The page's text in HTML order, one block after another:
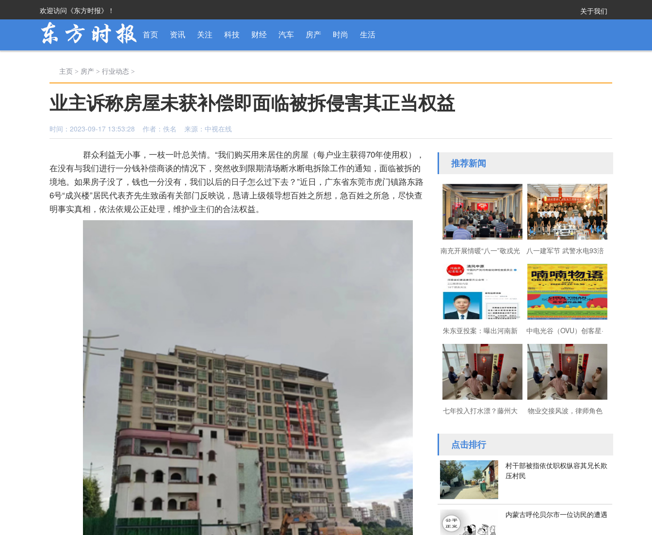
欢迎访问《东方时报》！ 关于我们
首页 资讯 关注 科技 财经 汽车 房产 时尚 生活
主页 > 房产 > 行业动态 >
业主诉称房屋未获补偿即面临被拆侵害其正当权益
时间：2023-09-17 13:53:28 作者：佚名 来源：中视在线
群众利益无小事，一枝一叶总关情。“我们购买用来居住的房屋（每户业主获得70年使用权），
在没有与我们进行一分钱补偿商谈的情况下，突然收到限期清场断水断电拆除工作的通知，面临被拆的
境地。如果房子没了，钱也一分没有，我们以后的日子怎么过下去？”近日，广东省东莞市虎门镇路东路
6号“成兴楼”居民代表齐先生致函有关部门反映说，恳请上级领导想百姓之所想，急百姓之所急，尽快查
明事实真相，依法依规公正处理，维护业主们的合法权益。
推荐新闻
南充开展情暖“八一”敬戎光
·拥军助老进社区慰问活动
八一建军节 武警水电93涪
陵战友欢聚磐石玉寨赓续
军旅初心
朱东亚投案：曝出河南新
乡顶着35项违法行为“远洋
捕捞”港商
中电光谷（OVU）创客星·
成都芯谷人工智能OPC社
区“芯创社”正
七年投入打水漂？藤州大 物业交接风波，律师角色
点击排行
村干部被指依仗职权纵容其兄长欺
压村民
内蒙古呼伦贝尔市一位访民的遭遇